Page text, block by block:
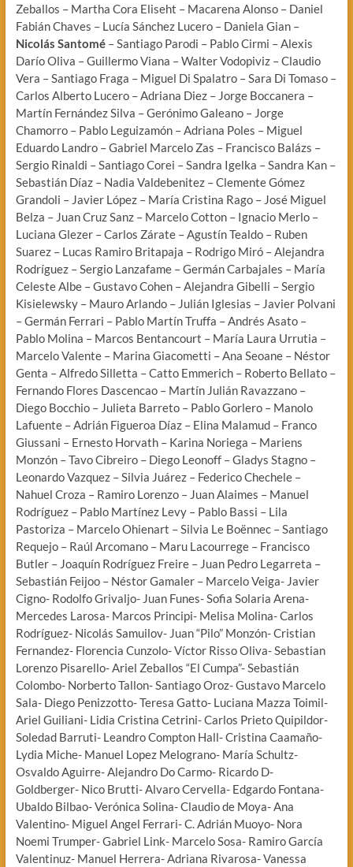
Zeballos – Martha Cora Eliseht – Macarena Alonso – Daniel
Fabián Chaves – Lucía Sánchez Lucero – Daniela Gian –
Nicolás Santomé– Santiago Parodi – Pablo Cirmi – Alexis
Darío Oliva – Guillermo Viana – Walter Vodopiviz – Claudio
Vera – Santiago Fraga – Miguel Di Spalatro – Sara Di Tomaso –
Carlos Alberto Lucero – Adriana Diez – Jorge Boccanera –
Martín Fernández Silva – Gerónimo Galeano – Jorge
Chamorro – Pablo Leguizamón – Adriana Poles – Miguel
Eduardo Landro – Gabriel Marcelo Zas – Francisco Balázs –
Sergio Rinaldi – Santiago Corei – Sandra Igelka – Sandra Kan –
Sebastián Díaz – Nadia Valdebenitez – Clemente Gómez
Grandoli – Javier López – María Cristina Rago – José Miguel
Belza – Juan Cruz Sanz – Marcelo Cotton – Ignacio Merlo –
Luciana Glezer – Carlos Zárate – Agustín Tealdo – Ruben
Suarez – Lucas Ramiro Britapaja – Rodrigo Miró – Alejandra
Rodríguez – Sergio Lanzafame – Germán Carbajales – María
Celeste Albe – Gustavo Cohen – Alejandra Gibelli – Sergio
Kisielewsky – Mauro Arlando – Julián Iglesias – Javier Polvani
– Germán Ferrari – Pablo Martín Truffa – Andrés Asato –
Pablo Molina – Marcos Bentancourt – María Laura Urrutia –
Marcelo Valente – Marina Giacometti – Ana Seoane – Néstor
Genta – Alfredo Silletta – Catto Emmerich – Roberto Bellato –
Fernando Flores Dascencao – Martín Julián Ravazzano –
Diego Bocchio – Julieta Barreto – Pablo Gorlero – Manolo
Lafuente – Adrián Figueroa Díaz – Elina Malamud – Franco
Giussani – Ernesto Horvath – Karina Noriega – Mariens
Monzón – Tavo Cibreiro – Diego Leonoff – Gladys Stagno –
Leonardo Vazquez – Silvia Juárez – Federico Chechele –
Nahuel Croza – Ramiro Lorenzo – Juan Alaimes – Manuel
Rodríguez – Pablo Martínez Levy – Pablo Bassi – Lila
Pastoriza – Marcelo Ohienart – Silvia Le Boënnec – Santiago
Requejo – Raúl Arcomano – Maru Lacourrege – Francisco
Butler – Joaquín Rodríguez Freire – Juan Pedro Legarreta –
Sebastián Feijoo – Néstor Gamaler – Marcelo Veiga- Javier
Cigno- Rodolfo Grivaljo- Juan Funes- Sofia Solaria Arena-
Mercedes Larosa- Marcos Principi- Melisa Molina- Carlos
Rodríguez- Nicolás Samuilov- Juan “Pilo” Monzón- Cristian
Fernandez- Florencia Cunzolo- Víctor Risso Oliva- Sebastian
Lorenzo Pisarello- Ariel Zeballos “El Cumpa”- Sebastián
Colombo- Norberto Tallon- Santiago Oroz- Gustavo Marcelo
Sala- Diego Penizzotto- Teresa Gatto- Luciana Mazza Toimil-
Ariel Guiliani- Lidia Cristina Cetrini- Carlos Prieto Quipildor-
Soledad Barruti- Leandro Compton Hall- Cristina Caamaño-
Lydia Miche- Manuel Lopez Melograno- María Schultz-
Osvaldo Aguirre- Alejandro Do Carmo- Ricardo D-
Goldberger- Nico Brutti- Alvaro Cervella- Edgardo Fontana-
Ubaldo Bilbao- Verónica Solina- Claudio de Moya- Ana
Valentino- Miguel Angel Ferrari- C. Adrián Muoyo- Nora
Noemi Trumper- Gabriel Link- Marcelo Sosa- Ramiro García
Valentinuz- Manuel Herrera- Adriana Rivarosa- Vanessa